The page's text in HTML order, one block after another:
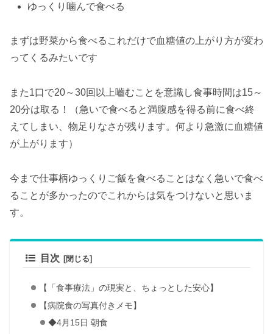
ゆっくり噛んで食べる
まずは野菜から食べるこれだけで血糖値の上がり方が変わ
ってくるみたいです
また1口で20～30回以上嚙むことを意識し食事時間は15～
20分は取る！（急いで食べると満腹感を得る前に食べ終
えてしまい、物足りなさが残ります。何より急激に血糖値
が上がります）
今まで仕事柄ゆっくりご飯を食べることはなく急いで食べ
ることが多かったのでこれからは気をつけないと思いま
す。
目次
【「食事療法」の現実と、ちょっとした安心】
【病院食の写真付きメモ】
◆4月15日 朝食